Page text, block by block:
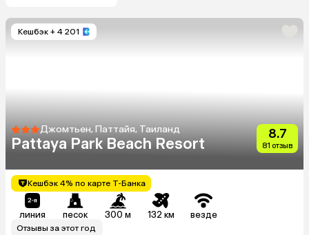
Кешбэк + 4 201
Джомтьен, Паттайя, Таиланд
Pattaya Park Beach Resort
8.7
81 отзыв
Кешбэк 4% по карте Т-Банка
линия песок 300 м 132 км везде
Отзывы за этот год